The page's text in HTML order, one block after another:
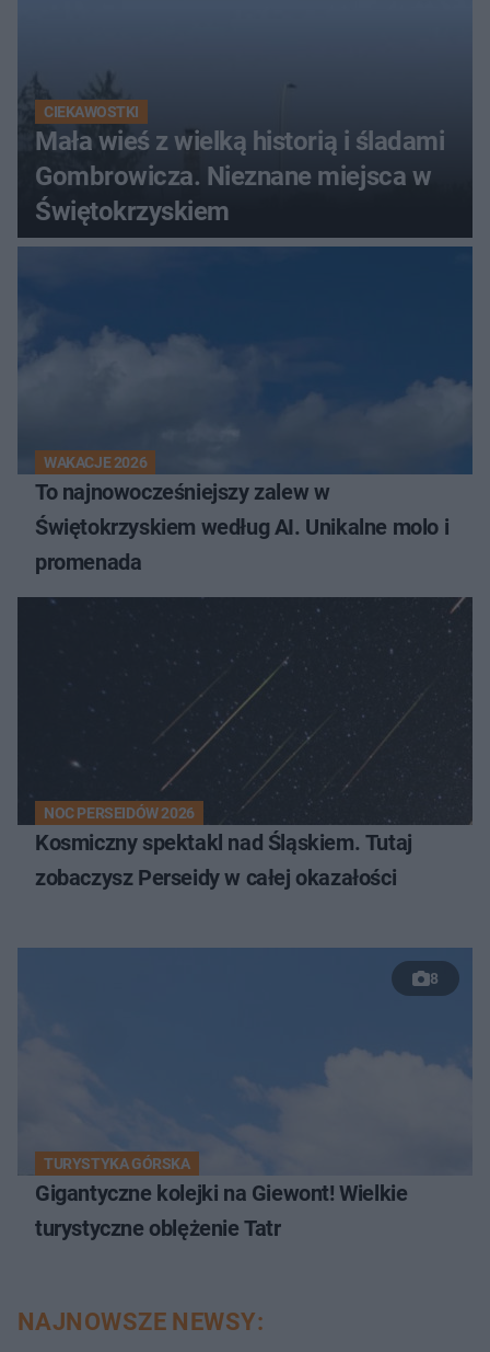
CIEKAWOSTKI
Mała wieś z wielką historią i śladami
Gombrowicza. Nieznane miejsca w
Świętokrzyskiem
WAKACJE 2026
To najnowocześniejszy zalew w
Świętokrzyskiem według AI. Unikalne molo i
promenada
NOC PERSEIDÓW 2026
Kosmiczny spektakl nad Śląskiem. Tutaj
zobaczysz Perseidy w całej okazałości
8
TURYSTYKA GÓRSKA
Gigantyczne kolejki na Giewont! Wielkie
turystyczne oblężenie Tatr
NAJNOWSZE NEWSY: